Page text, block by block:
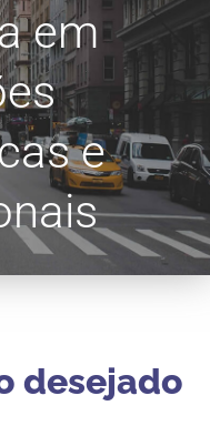
em
e
desejado